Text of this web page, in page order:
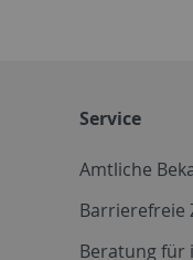
Service
Amtliche
Barrierefreie
Beratung für